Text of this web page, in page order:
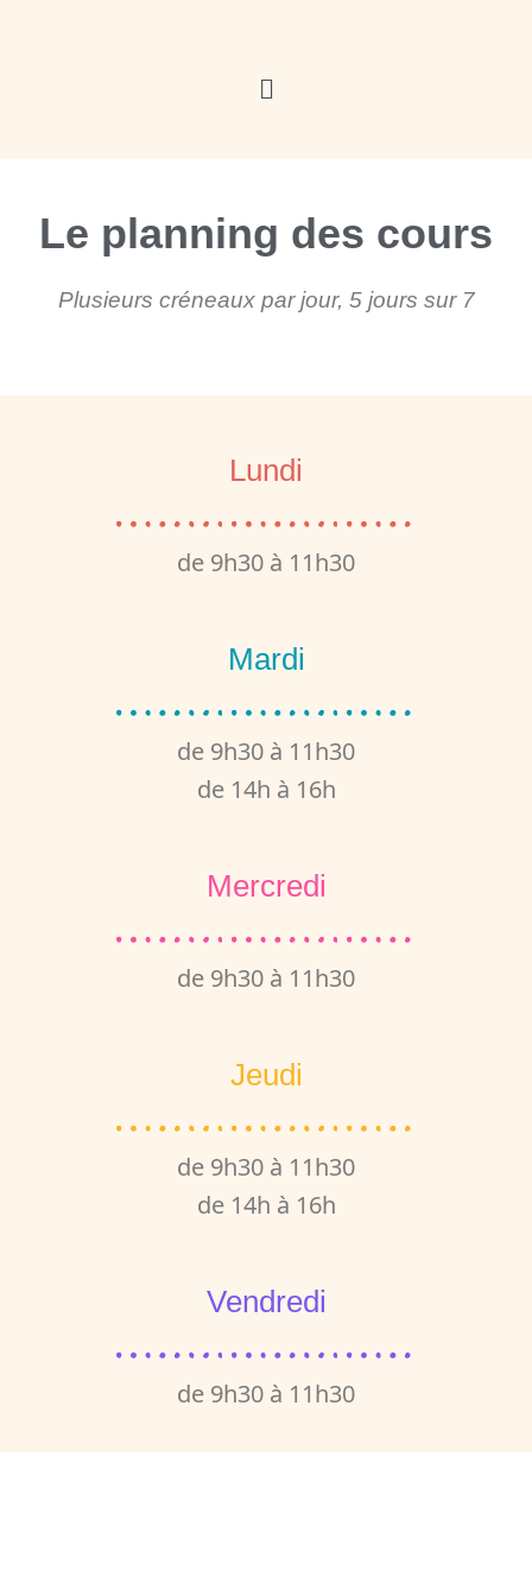
Le planning des cours
Plusieurs créneaux par jour, 5 jours sur 7
Lundi
de 9h30 à 11h30
Mardi
de 9h30 à 11h30
de 14h à 16h
Mercredi
de 9h30 à 11h30
Jeudi
de 9h30 à 11h30
de 14h à 16h
Vendredi
de 9h30 à 11h30